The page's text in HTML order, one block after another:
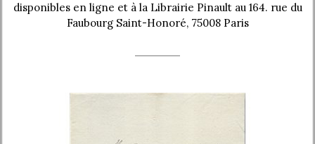
disponibles en ligne et à la Librairie Pinault au 164. rue du
Faubourg Saint-Honoré, 75008 Paris